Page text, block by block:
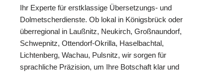
Ihr Experte für erstklassige Übersetzungs- und
Dolmetscherdienste. Ob lokal in Königsbrück oder
überregional in Laußnitz, Neukirch, Großnaundorf,
Schwepnitz, Ottendorf-Okrilla, Haselbachtal,
Lichtenberg, Wachau, Pulsnitz, wir sorgen für
sprachliche Präzision, um Ihre Botschaft klar und